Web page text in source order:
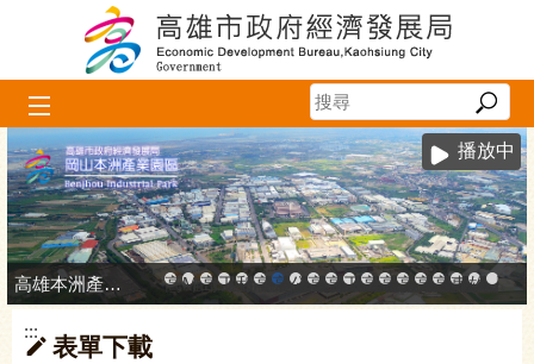
跳到主要內容區塊
播放中
高雄市政府中小企業升級輔導網站
MEGABAY大港創艦
高雄金融科技創新園區
工廠登記線上申辦系統
和發產業園區
高雄工業資訊平台
高雄本洲產業園區服務中心
公司、商業登記主題網
高雄市友善商家
高雄市政府經濟發展局-
工業管線防災教育資
高雄市綠能管理資
高雄市綠能管理
高雄淨零商轉
高雄招商網
高雄會展網
專刊『雄
雄心高
「我
高雄本洲產業園區服務中心
:::
表單下載